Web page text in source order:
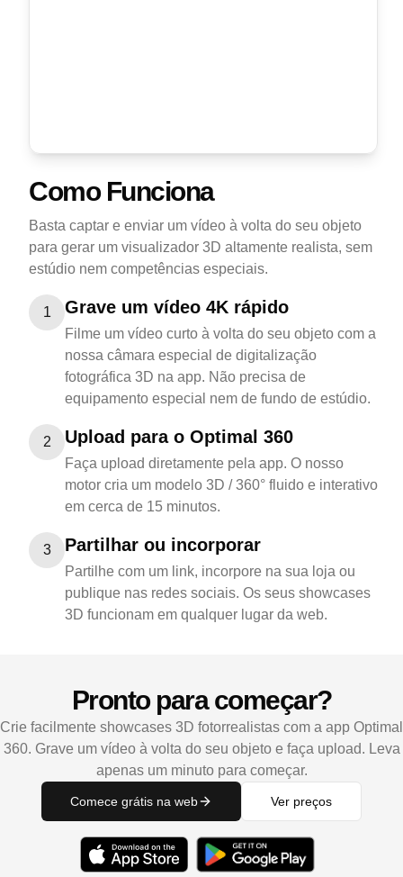
Como Funciona
Basta captar e enviar um vídeo à volta do seu objeto
para gerar um visualizador 3D altamente realista, sem
estúdio nem competências especiais.
1 Grave um vídeo 4K rápido
Filme um vídeo curto à volta do seu objeto com a
nossa câmara especial de digitalização
fotográfica 3D na app. Não precisa de
equipamento especial nem de fundo de estúdio.
2 Upload para o Optimal 360
Faça upload diretamente pela app. O nosso
motor cria um modelo 3D / 360° fluido e interativo
em cerca de 15 minutos.
3 Partilhar ou incorporar
Partilhe com um link, incorpore na sua loja ou
publique nas redes sociais. Os seus showcases
3D funcionam em qualquer lugar da web.
Pronto para começar?
Crie facilmente showcases 3D fotorrealistas com a app Optimal
360. Grave um vídeo à volta do seu objeto e faça upload. Leva
apenas um minuto para começar.
Comece grátis na web Ver preços